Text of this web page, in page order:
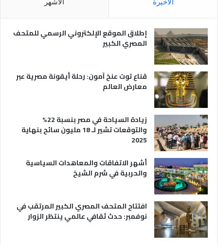
ص
ر
ي
ة
إطلاق الموقع الإلكتروني الرسمي للمتحف
المصري الكبير
قناع توت عنخ آمون: رحلة أيقونة مصرية عبر
معارض العالم
زيادة السياحة في مصر بنسبة 22%
والتوقعات تشير لـ 18 مليون سائح بنهاية
2025
أشهر الاتفاقات والمعاهدات السياسية
والحربية في شرم الشيخ
افتتاح المتحف المصري الكبير المرتقب في
نوفمبر: حدث ثقافي عالمي ينتظر الزوار